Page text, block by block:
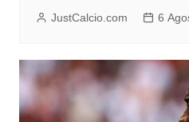
JustCalcio.com 6